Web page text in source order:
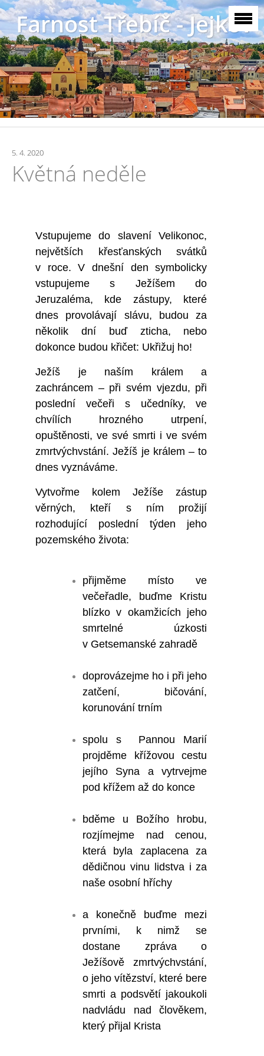
Farnost Třebíč - Jejkov
5. 4. 2020
Květná neděle
Vstupujeme do slavení Velikonoc,
největších křesťanských svátků
v roce. V dnešní den symbolicky
vstupujeme s Ježíšem do
Jeruzaléma, kde zástupy, které
dnes provolávají slávu, budou za
několik dní buď zticha, nebo
dokonce budou křičet: Ukřižuj ho!
Ježíš je naším králem a
zachráncem – při svém vjezdu, při
poslední večeři s učedníky, ve
chvílích hrozného utrpení,
opuštěnosti, ve své smrti i ve svém
zmrtvýchvstání. Ježíš je králem – to
dnes vyznáváme.
Vytvořme kolem Ježíše zástup
věrných, kteří s ním prožijí
rozhodující poslední týden jeho
pozemského života:
přijměme místo ve
večeřadle, buďme Kristu
blízko v okamžicích jeho
smrtelné úzkosti
v Getsemanské zahradě
doprovázejme ho i při jeho
zatčení, bičování,
korunování trním
spolu s Pannou Marií
projděme křížovou cestu
jejího Syna a vytrvejme
pod křížem až do konce
bděme u Božího hrobu,
rozjímejme nad cenou,
která byla zaplacena za
dědičnou vinu lidstva i za
naše osobní hříchy
a konečně buďme mezi
prvními, k nimž se
dostane zpráva o
Ježíšově zmrtvýchvstání,
o jeho vítězství, které bere
smrti a podsvětí jakoukoli
nadvládu nad člověkem,
který přijal Krista